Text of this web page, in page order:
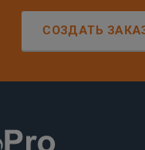
СОЗДАТЬ